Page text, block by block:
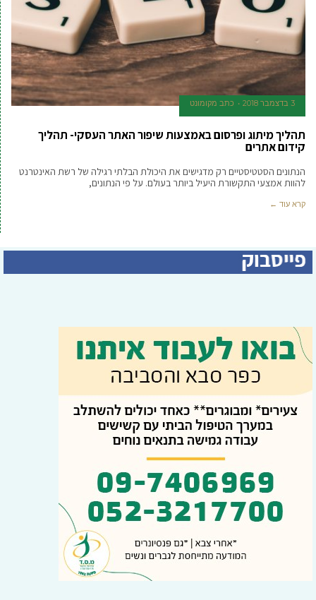
3 בדצמבר 2018 כתב מקומונט
תהליך מיתוג ופרסום באמצעות שיפור האתר העסקי- תהליך
קידום אתרים
הנתונים הסטטיסטיים רק מדגישים את היכולת הבלתי רגילה של רשת האינטרנט
להוות אמצעי התקשורת היעיל ביותר בעולם. על פי הנתונים,
קרא עוד ←